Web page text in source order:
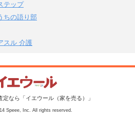
テップ
ちの語り部
スル 介護
なら「イエウール（家を売る）」
Speee, Inc. All rights reserved.